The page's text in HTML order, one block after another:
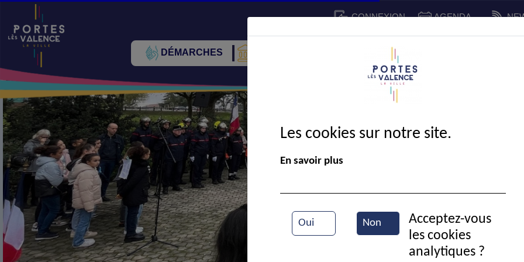
CONNEXION AGENDA
DÉMARCHES CADRE DE VIE
Cérémonie du 11 novembre
Les cookies sur notre site.
En savoir plus
Oui Non
Acceptez-vous
les cookies
analytiques ?